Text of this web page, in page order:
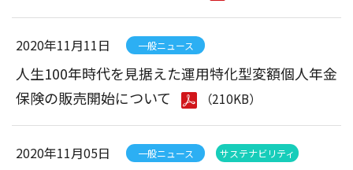
2020年11月11日 一般ニュース
人生100年時代を見据えた運用特化型変額個人年金
保険の販売開始について
（210KB）
2020年11月05日 一般ニュース サステナビリティ